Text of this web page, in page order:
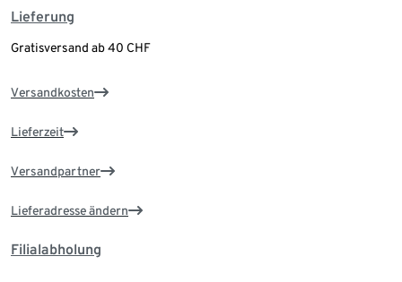
Lieferung
Gratisversand ab 40 CHF
Versandkosten
Lieferzeit
Versandpartner
Lieferadresse ändern
Filialabholung